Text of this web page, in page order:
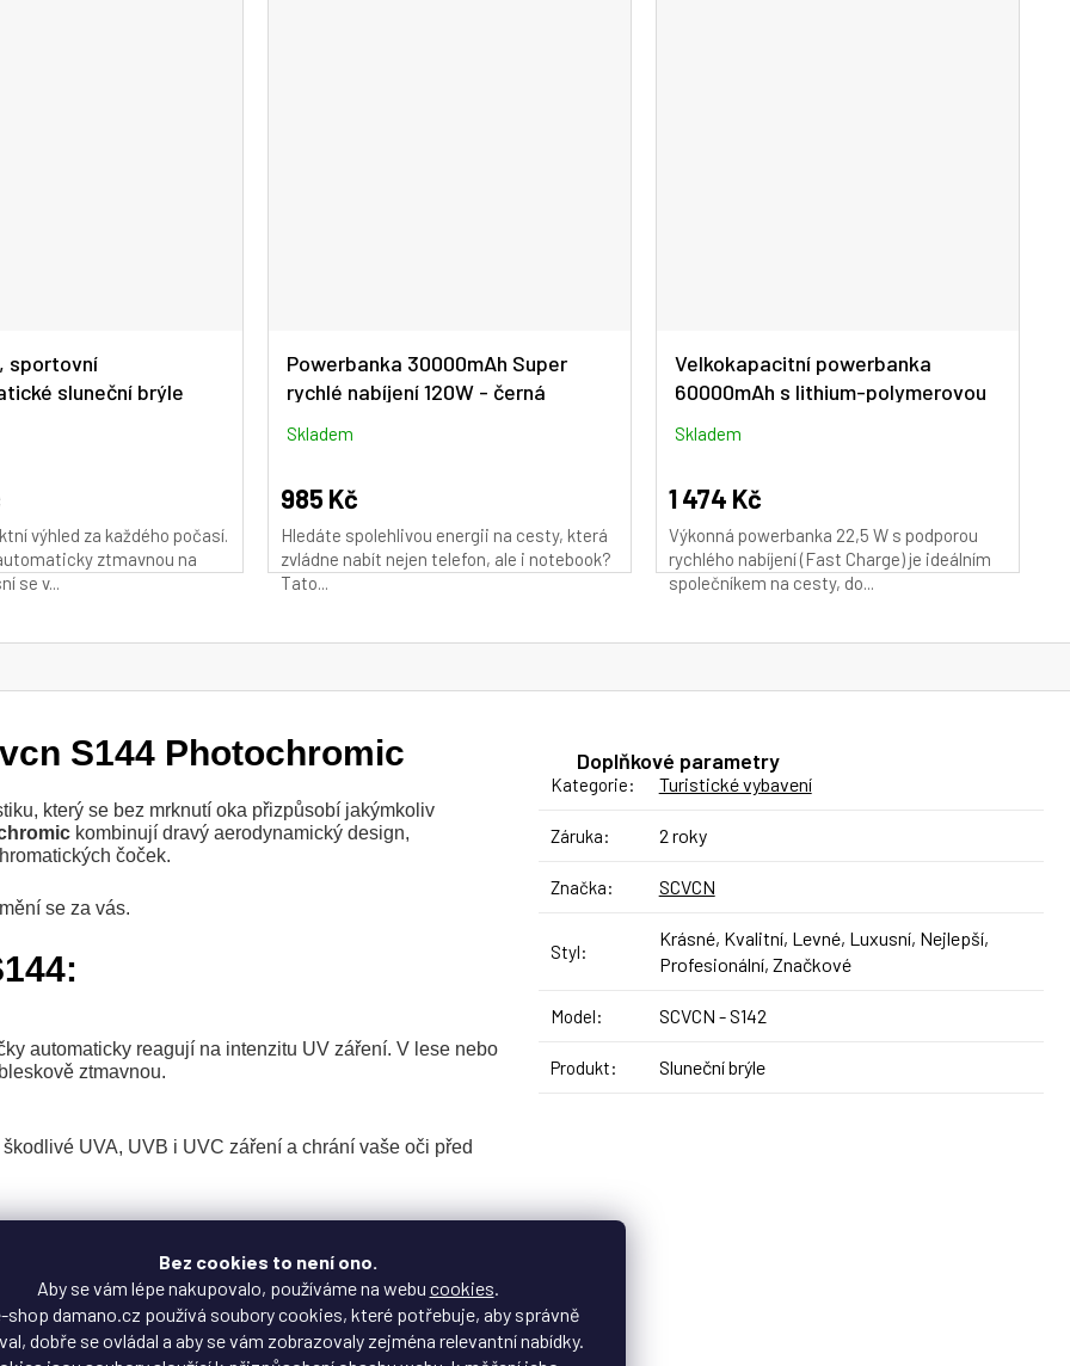
Bez cookies to není ono.
Aby se vám lépe nakupovalo, používáme na webu cookies.
shop damano.cz používá soubory cookies, které potřebuje, aby správně
dobře se ovládal a aby se vám zobrazovaly zejména relevantní nabídky.
sportovní
sluneční brýle
výhled za každého počasí.
ztmavnou na
se v...
Powerbanka 30000mAh Super
rychlé nabíjení 120W - černá
Skladem
985 Kč
Hledáte spolehlivou energii na cesty, která
zvládne nabít nejen telefon, ale i notebook?
Tato...
Velkokapacitní powerbanka
60000mAh s lithium-polymerovou
Skladem
1 474 Kč
Výkonná powerbanka 22,5 W s podporou
rychlého nabíjení (Fast Charge) je ideálním
společníkem na cesty, do...
S144 Photochromic
který se bez mrknutí oka přizpůsobí jakýmkoliv
kombinují dravý aerodynamický design,
čoček.
se za vás.
automaticky reagují na intenzitu UV záření. V lese nebo
ztmavnou.
UVA, UVB i UVC záření a chrání vaše oči před
TR90 je prakticky nezničitelný, pružný a na obličeji
zajišťuje perfektní periferní vidění bez zkreslení a efektivně
Doplňkové parametry
Kategorie: Turistické vybavení
Záruka: 2 roky
Značka: SCVCN
Styl:
Krásné, Kvalitní, Levné, Luxusní, Nejlepší,
Profesionální, Značkové
Model: SCVCN - S142
Produkt: Sluneční brýle